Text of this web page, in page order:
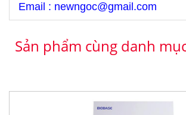
Email : newngoc@gmail.com
Sản phẩm cùng danh